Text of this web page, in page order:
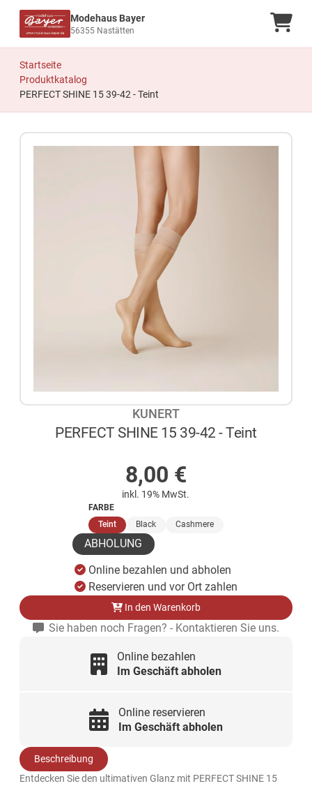
Modehaus Bayer
56355 Nastätten
Startseite
Produktkatalog
PERFECT SHINE 15 39-42 - Teint
KUNERT
PERFECT SHINE 15 39-42 - Teint
8,00 €
inkl. 19% MwSt.
FARBE
Teint(ausgewählt)
Black Cashmere
ABHOLUNG
Online bezahlen und abholen
Reservieren und vor Ort zahlen
In den Warenkorb
Sie haben noch Fragen? - Kontaktieren Sie uns.
Online bezahlen
Im Geschäft abholen
Online reservieren
Im Geschäft abholen
Beschreibung
Entdecken Sie den ultimativen Glanz mit PERFECT SHINE 15